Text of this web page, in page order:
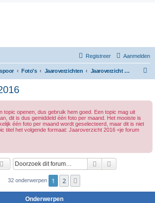
Aanmelden
Registreer
Foto's Jaaroverzichten Jaaroverzicht 2016
topic openen, dus gebruik hem goed. Een topic mag uit
dit is dus gemiddeld één foto per maand. Het mooiste is
één foto per maand wordt geselecteerd, maar dit is niet
titel het volgende formaat: Jaaroverzicht 2016 <je forum
Zoek
32 onderwerpen 1 2
Onderwerpen